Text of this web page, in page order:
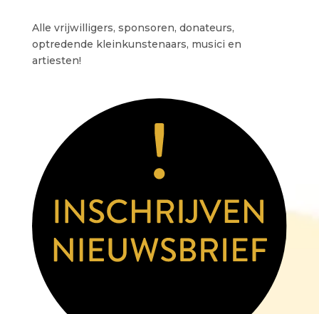
Alle vrijwilligers, sponsoren, donateurs,
optredende kleinkunstenaars, musici en
artiesten!